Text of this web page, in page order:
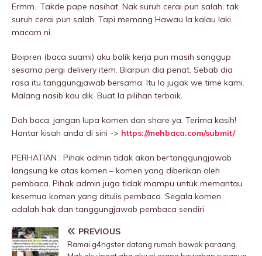
Ermm.. Takde pape nasihat. Nak suruh cerai pun salah, tak
suruh cerai pun salah. Tapi memang Hawau la kalau laki
macam ni.
Boipren (baca suami) aku balik kerja pun masih sanggup
sesama pergi delivery item. Biarpun dia penat. Sebab dia
rasa itu tanggungjawab bersama. Itu la jugak we time kami.
MaIang nasib kau dik. Buat la pilihan terbaik.
Dah baca, jangan lupa komen dan share ya. Terima kasih!
Hantar kisah anda di sini -> https://mehbaca.com/submit/
PERHATIAN : Pihak admin tidak akan bertanggungjawab
langsung ke atas komen – komen yang diberikan oleh
pembaca. Pihak admin juga tidak mampu untuk memantau
kesemua komen yang ditulis pembaca. Segala komen
adalah hak dan tanggungjawab pembaca sendiri.
PREVIOUS
Ramai g4ngster datang rumah bawak paraang.